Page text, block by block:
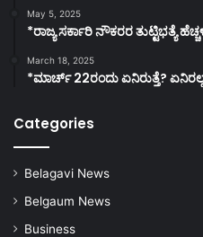
May 5, 2025
*ರಾಜ್ಯ ಸರ್ಕಾರಿ ನೌಕರರ ತುಟ್ಟಿಭತ್ಯೆ
March 18, 2025
*ಮಾರ್ಚ್ 22ರಂದು ಏನಿರುತ್ತೆ?
Categories
Belagavi News
Belgaum News
Business